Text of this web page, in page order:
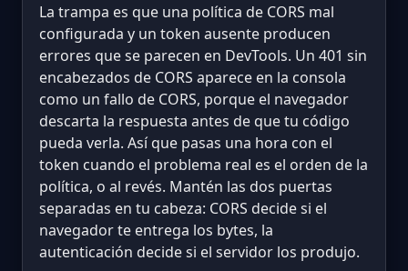
La trampa es que una política de CORS mal
configurada y un token ausente producen
errores que se parecen en DevTools. Un 401 sin
encabezados de CORS aparece en la consola
como un fallo de CORS, porque el navegador
descarta la respuesta antes de que tu código
pueda verla. Así que pasas una hora con el
token cuando el problema real es el orden de la
política, o al revés. Mantén las dos puertas
separadas en tu cabeza: CORS decide si el
navegador te entrega los bytes, la
autenticación decide si el servidor los produjo.